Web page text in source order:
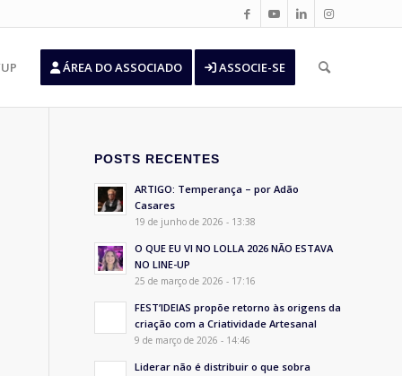
ÁREA DO ASSOCIADO ASSOCIE-SE
POSTS RECENTES
ARTIGO: Temperança – por Adão
Casares
19 de junho de 2026 - 13:38
O QUE EU VI NO LOLLA 2026 NÃO ESTAVA
NO LINE-UP
25 de março de 2026 - 17:16
FEST’IDEIAS propõe retorno às origens da
criação com a Criatividade Artesanal
9 de março de 2026 - 14:46
Liderar não é distribuir o que sobra